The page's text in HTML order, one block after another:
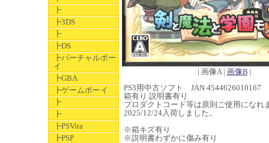
┣
┣3DS
┣
┣DS
┣バーチャルボー
イ
┣GBA
┣ゲームボーイ
┣
┣
┣PSVita
┣PSP
| 画像A | 画像B |
PS3用中古ソフト JAN 4544626010167
箱有り 説明書有り
プロダクトコード等は原則ご使用になれ
2025/12/24入荷しました。
※箱キズ有り
※説明書わずかに傷み有り